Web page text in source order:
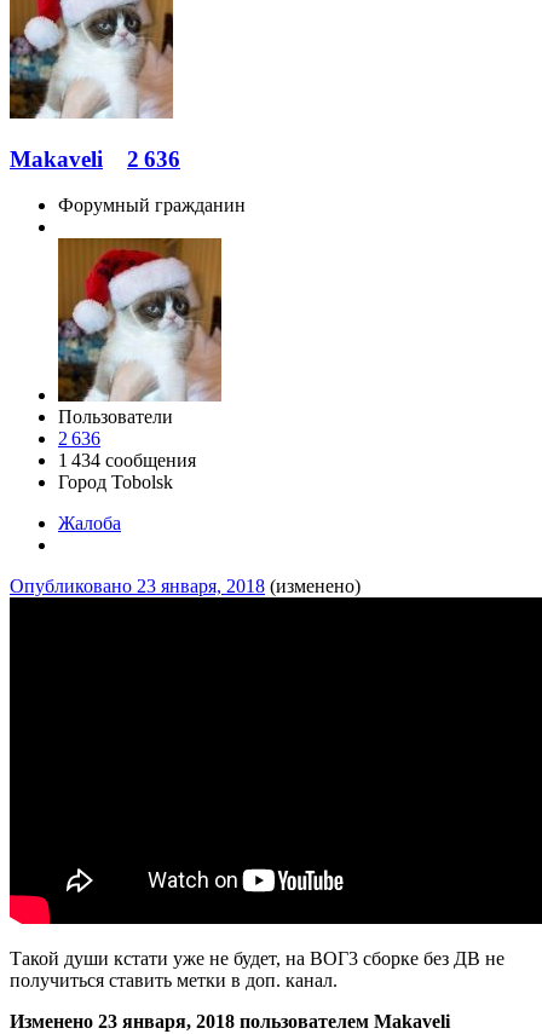
Makaveli 2 636
Форумный гражданин
Пользователи
2 636
1 434 сообщения
Город Tobolsk
Жалоба
Опубликовано 23 января, 2018 (изменено)
Такой души кстати уже не будет, на ВОГ3 сборке без ДВ не
получиться ставить метки в доп. канал.
Изменено 23 января, 2018 пользователем Makaveli